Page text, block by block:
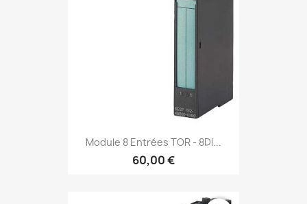
Module 8 Entrées TOR - 8DI...
60,00 €